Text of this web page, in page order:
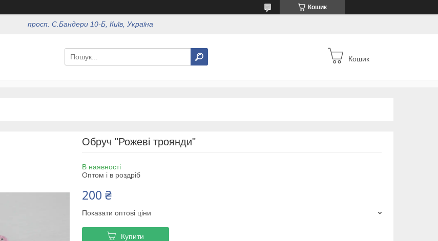
Кошик
просп. С.Бандери 10-Б, Київ, Україна
Кошик
Обруч "Рожеві троянди"
В наявності
Оптом і в роздріб
200 ₴
Показати оптові ціни
Купити